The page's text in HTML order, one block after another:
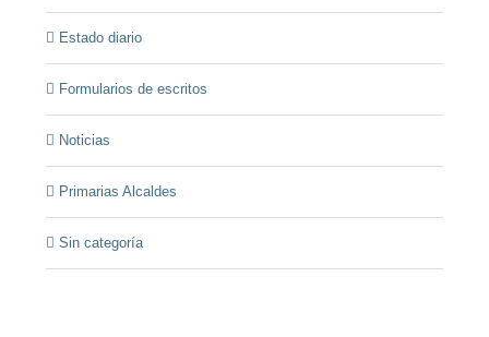
Estado diario
Formularios de escritos
Noticias
Primarias Alcaldes
Sin categoría